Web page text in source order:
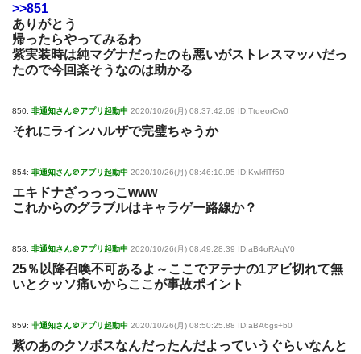
>>851
ありがとう
帰ったらやってみるわ
紫実装時は純マグナだったのも悪いがストレスマッハだっ
たので今回楽そうなのは助かる
850: 非通知さん＠アプリ起動中 2020/10/26(月) 08:37:42.69 ID:TtdeorCw0
それにラインハルザで完璧ちゃうか
854: 非通知さん＠アプリ起動中 2020/10/26(月) 08:46:10.95 ID:KwkflTf50
エキドナざっっっこwww
これからのグラブルはキャラゲー路線か？
858: 非通知さん＠アプリ起動中 2020/10/26(月) 08:49:28.39 ID:aB4oRAqV0
25％以降召喚不可あるよ～ここでアテナの1アビ切れて無
いとクッソ痛いからここが事故ポイント
859: 非通知さん＠アプリ起動中 2020/10/26(月) 08:50:25.88 ID:aBA6gs+b0
紫のあのクソボスなんだったんだよっていうぐらいなんと